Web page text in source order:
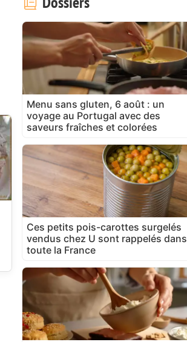
Menu sans gluten, 6 août : un
voyage au Portugal avec des
saveurs fraîches et colorées
Ces petits pois-carottes surgelés
vendus chez U sont rappelés dans
toute la France